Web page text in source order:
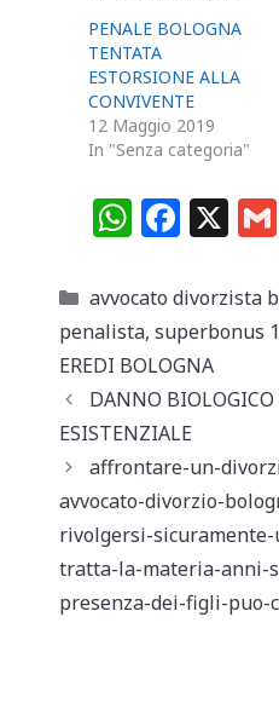
PENALE BOLOGNA
TENTATA
ESTORSIONE ALLA
CONVIVENTE
12 Maggio 2019
In "Senza categoria"
W
at
s
A
p
p
F
c
e
b
o
o
k
X
Categorie
avvocato divorzista
penalista, superbonus
EREDI BOLOGNA
DANNO
ESISTENZIALE
affrontare-un-
avvocato-divorzio-
rivolgersi-
tratta-la-materia-anni-
presenza-dei-figli-puo-